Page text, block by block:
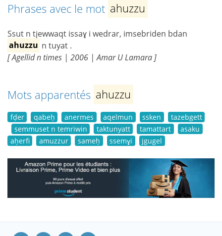
Phrases avec le mot ahuzzu
Ssut n tjewwaqt issaɣ i wedrar, imsebriden bdan
ahuzzu n tuyat .
[ Agellid n times | 2006 | Amar U Lamara ]
Mots apparentés ahuzzu
fḍer qabeḥ anermes aqelmun ssken
tazebgett
semmuset n temriwin
taktunyatt tamattart
asaku
aḥerfi
amuzzur sameḥ ssemɣi jgugel